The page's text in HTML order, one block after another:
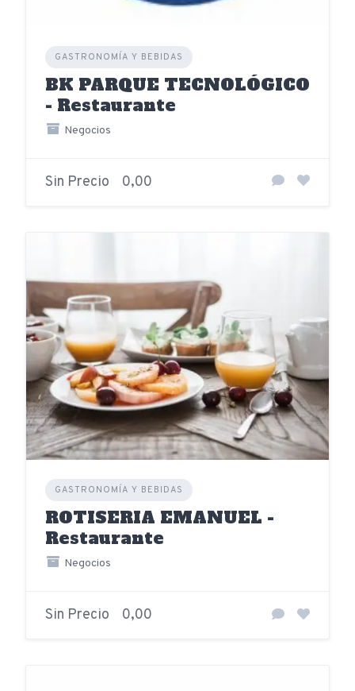
GASTRONOMÍA Y BEBIDAS
BK PARQUE TECNOLÓGICO
- Restaurante
Negocios
Sin Precio 0,00
GASTRONOMÍA Y BEBIDAS
ROTISERIA EMANUEL -
Restaurante
Negocios
Sin Precio 0,00